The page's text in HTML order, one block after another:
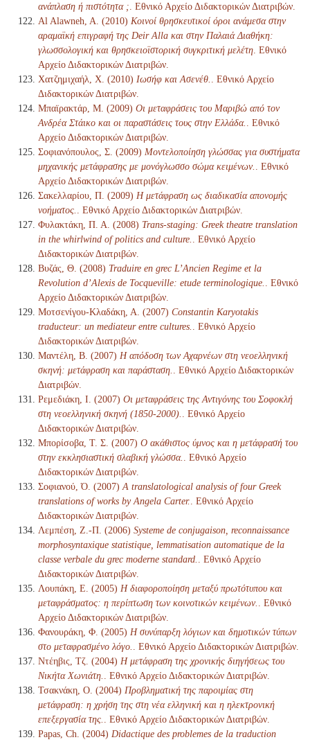
ανάπλαση ή πιστότητα ; . Εθνικό Αρχείο Διδακτορικών Διατριβών.
Al Alawneh, A. (2010) Κοινοί θρησκευτικοί όροι ανάμεσα στην
αραμαϊκή επιγραφή της Deir Alla και στην Παλαιά Διαθήκη:
γλωσσολογική και θρησκειοϊστορική συγκριτική μελέτη . Εθνικό
Αρχείο Διδακτορικών Διατριβών.
Χατζημιχαήλ, Χ. (2010) Ιωσήφ και Ασενέθ.
. Εθνικό Αρχείο
Διδακτορικών Διατριβών.
Μπαϊρακτάρ, Μ. (2009) Οι μεταφράσεις του Μαριβώ από τον
Ανδρέα Στάικο και οι παραστάσεις τους στην Ελλάδα.
. Εθνικό
Αρχείο Διδακτορικών Διατριβών.
Σοφιανόπουλος, Σ. (2009) Μοντελοποίηση γλώσσας για συστήματα
μηχανικής μετάφρασης με μονόγλωσσο σώμα κειμένων.
. Εθνικό
Αρχείο Διδακτορικών Διατριβών.
Σακελλαρίου, Π. (2009) Η μετάφραση ως διαδικασία απονομής
νοήματος.
. Εθνικό Αρχείο Διδακτορικών Διατριβών.
Φυλακτάκη, Π. Α. (2008) Trans-staging: Greek theatre translation
in the whirlwind of politics and culture.
. Εθνικό Αρχείο
Διδακτορικών Διατριβών.
Βυζάς, Θ. (2008) Traduire en grec L’Ancien Regime et la
Revolution d’Alexis de Tocqueville: etude terminologique.
. Εθνικό
Αρχείο Διδακτορικών Διατριβών.
Μοτσενίγου-Κλαδάκη, Α. (2007) Constantin Karyotakis
traducteur: un mediateur entre cultures.
. Εθνικό Αρχείο
Διδακτορικών Διατριβών.
Μαντέλη, Β. (2007) Η απόδοση των Αχαρνέων στη νεοελληνική
σκηνή: μετάφραση και παράσταση.
. Εθνικό Αρχείο Διδακτορικών
Διατριβών.
Ρεμεδιάκη, Ι. (2007) Οι μεταφράσεις της Αντιγόνης του Σοφοκλή
στη νεοελληνική σκηνή (1850-2000).
. Εθνικό Αρχείο
Διδακτορικών Διατριβών.
Μπορίσοβα, Τ. Σ. (2007) Ο ακάθιστος ύμνος και η μετάφρασή του
στην εκκλησιαστική σλαβική γλώσσα.
. Εθνικό Αρχείο
Διδακτορικών Διατριβών.
Σοφιανού, Ό. (2007) A translatological analysis of four Greek
translations of works by Angela Carter. . Εθνικό Αρχείο
Διδακτορικών Διατριβών.
Λεμπέση, Ζ.-Π. (2006) Systeme de conjugaison, reconnaissance
morphosyntaxique statistique, lemmatisation automatique de la
classe verbale du grec moderne standard.
. Εθνικό Αρχείο
Διδακτορικών Διατριβών.
Λουπάκη, Ε. (2005) Η διαφοροποίηση μεταξύ πρωτότυπου και
μεταφράσματος: η περίπτωση των κοινοτικών κειμένων.
. Εθνικό
Αρχείο Διδακτορικών Διατριβών.
Φανουράκη, Φ. (2005) Η συνύπαρξη λόγιων και δημοτικών τύπων
στο μεταφρασμένο λόγο.
. Εθνικό Αρχείο Διδακτορικών Διατριβών.
Ντέηβις, Τζ. (2004) Η μετάφραση της χρονικής διηγήσεως του
Νικήτα Χωνιάτη.
. Εθνικό Αρχείο Διδακτορικών Διατριβών.
Τσακνάκη, Ο. (2004) Προβληματική της παροιμίας στη
μετάφραση: η χρήση της στη νέα ελληνική και η ηλεκτρονική
επεξεργασία της.
. Εθνικό Αρχείο Διδακτορικών Διατριβών.
Papas, Ch. (2004) Didactique des problemes de la traduction